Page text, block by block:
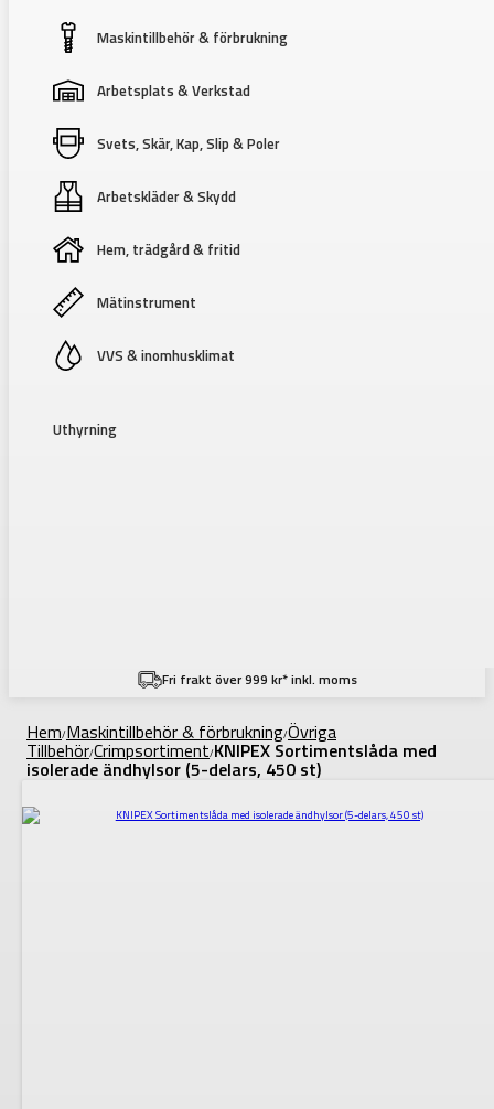
Maskintillbehör & förbrukning
Arbetsplats & Verkstad
Svets, Skär, Kap, Slip & Poler
Arbetskläder & Skydd
Hem, trädgård & fritid
Mätinstrument
VVS & inomhusklimat
Uthyrning
Fri frakt över 999 kr* inkl. moms
Hem/Maskintillbehör & förbrukning/Övriga
Tillbehör/Crimpsortiment/KNIPEX Sortimentslåda med
isolerade ändhylsor (5-delars, 450 st)